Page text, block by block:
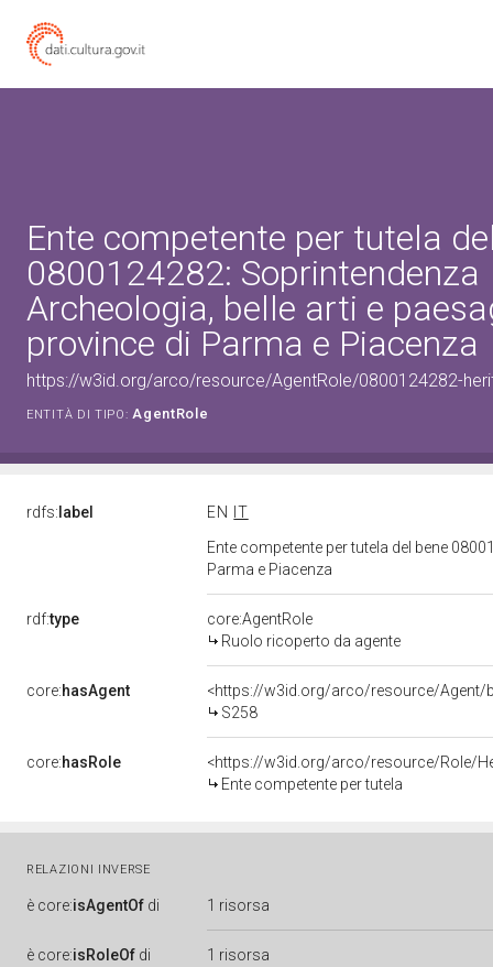
Ente competente per tutela
0800124282: Soprintendenza
Archeologia, belle arti e
province di Parma e Piacenza
https://w3id.org/arco/resource/AgentRole/0800124282-
ENTITÀ DI TIPO: AgentRole
rdfs: label EN
IT
Ente competente per tutela del bene
Parma e Piacenza
rdf:type
core:AgentRole
Ruolo ricoperto da agente
core:hasAgent
<https://w3id.org/arco/resource/Agent/
S258
core:hasRole
<https://w3id.org/arco/resource/Role/
Ente competente per tutela
RELAZIONI INVERSE
è core:isAgentOf di 1 risorsa
è core:isRoleOf di 1 risorsa